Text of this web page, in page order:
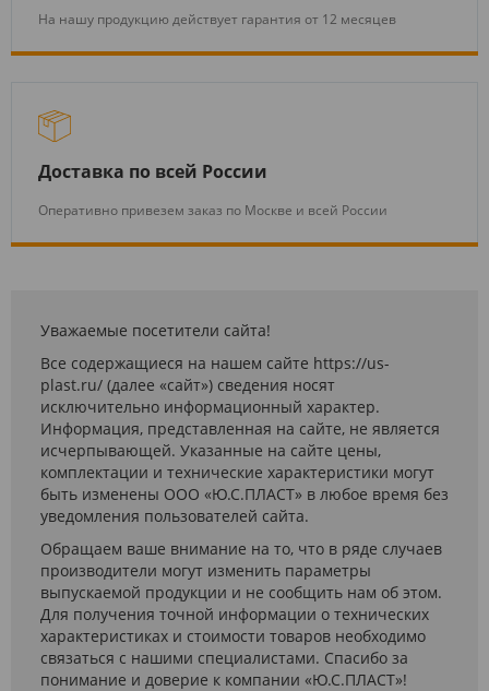
На нашу продукцию действует гарантия от 12 месяцев
Доставка по всей России
Оперативно привезем заказ по Москве и всей России
Уважаемые посетители сайта!
Все содержащиеся на нашем сайте https://us-
plast.ru/ (далее «сайт») сведения носят
исключительно информационный характер.
Информация, представленная на сайте, не является
исчерпывающей. Указанные на сайте цены,
комплектации и технические характеристики могут
быть изменены ООО «Ю.С.ПЛАСТ» в любое время без
уведомления пользователей сайта.
Обращаем ваше внимание на то, что в ряде случаев
производители могут изменить параметры
выпускаемой продукции и не сообщить нам об этом.
Для получения точной информации о технических
характеристиках и стоимости товаров необходимо
связаться с нашими специалистами. Спасибо за
понимание и доверие к компании «Ю.С.ПЛАСТ»!